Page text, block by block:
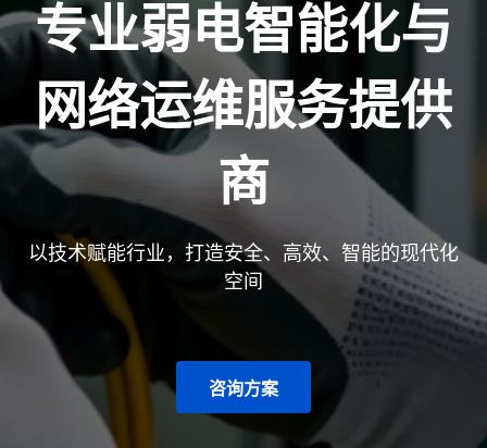
专业弱电智能化与
网络运维服务提供
商
以技术赋能行业，打造安全、高效、智能的现代化
空间
咨询方案